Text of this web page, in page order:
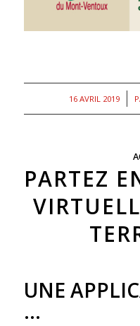
16 AVRIL 2019
/
PARTEZ
UNE
…